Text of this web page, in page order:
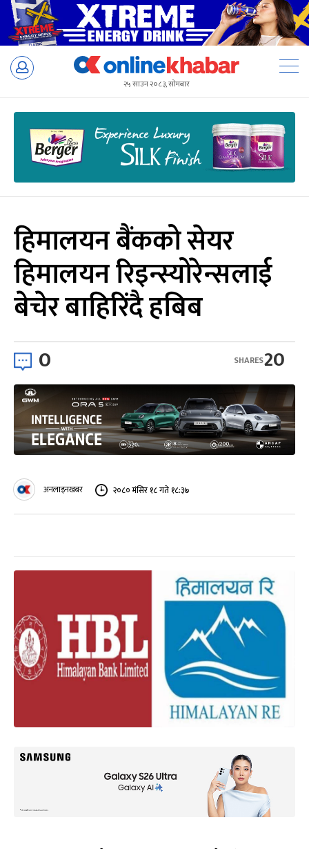
Skip
२५ साउन २०८३, सोमबार
हिमालयन बैंकको सेयर
हिमालयन रिइन्स्योरेन्सलाई
बेचेर बाहिरिंदै हबिब
0 20
SHARES
अनलाइनखबर २०८० मंसिर १८ गते १८:३७